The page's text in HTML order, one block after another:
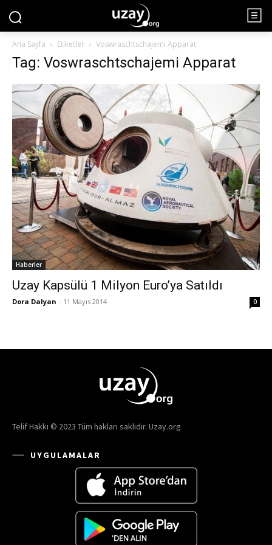
Ana Sayfa Etiketler Voswraschtschajemi Apparat
Tag: Voswraschtschajemi Apparat
Haberler
Uzay Kapsülü 1 Milyon Euro’ya Satıldı
Dora Dalyan - 11 Mayıs 2014 0
Telif Hakkı © 2023 Tüm hakları saklıdır. Uzay.org
UYGULAMALAR